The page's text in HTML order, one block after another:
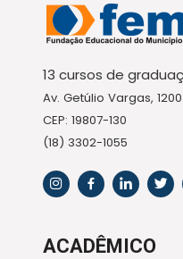
13 cursos de
Av. Getúlio Vargas,
CEP: 19807-130
(18) 3302-1055
ACADÊMICO